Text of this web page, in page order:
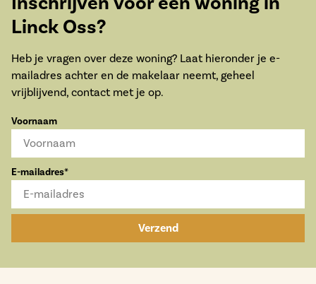
Linck Oss?
Heb je vragen over deze woning? Laat hieronder je e-
mailadres achter en de makelaar neemt, geheel
vrijblijvend, contact met je op.
Voornaam
E-mailadres*
Verzend